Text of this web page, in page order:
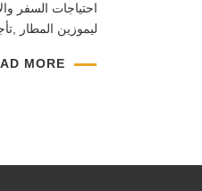
احتياجات السفر
ليموزين المطار
MORE